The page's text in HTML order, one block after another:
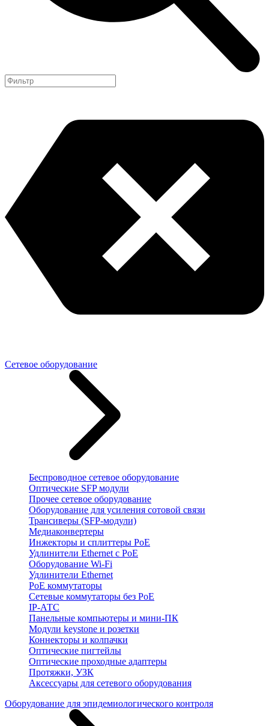
Сетевое оборудование
Беспроводное сетевое оборудование
Оптические SFP модули
Прочее сетевое оборудование
Оборудование для усиления сотовой связи
Трансиверы (SFP-модули)
Медиаконвертеры
Инжекторы и сплиттеры PoE
Удлинители Ethernet с PoE
Оборудование Wi-Fi
Удлинители Ethernet
PoE коммутаторы
Сетевые коммутаторы без PoE
IP-АТС
Панельные компьютеры и мини-ПК
Модули keystone и розетки
Коннекторы и колпачки
Оптические пигтейлы
Оптические проходные адаптеры
Протяжки, УЗК
Аксессуары для сетевого оборудования
Оборудование для эпидемиологического контроля